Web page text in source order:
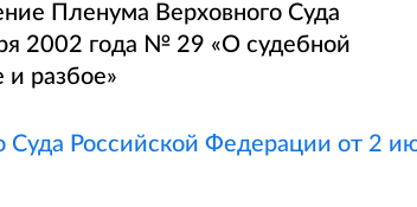
Пленума Верховного Суда
2002 года № 29 «О судебной
разбое»
Суда Российской Федерации от 2